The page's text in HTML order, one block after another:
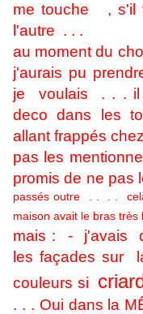
me touche , s'il
l'autre . . .
au moment du
j'aurais pu
je voulais . . . il
deco dans les
allant frappés
pas les
promis de ne pas
passés outre . . . .
maison avait le bras très
mais : - j'avais
les façades sur
couleurs si
. . . Oui dans la